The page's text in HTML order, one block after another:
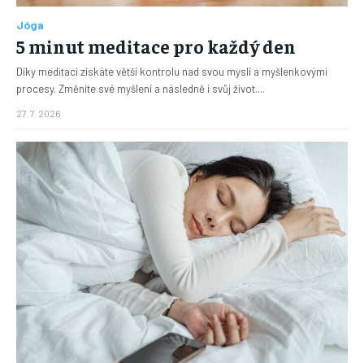
Jóga
5 minut meditace pro každý den
Díky meditaci získáte větší kontrolu nad svou myslí a myšlenkovými
procesy. Změníte své myšlení a následně i svůj život....
27. 7. 2026